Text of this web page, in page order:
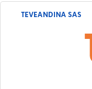
TEVEANDINA SAS